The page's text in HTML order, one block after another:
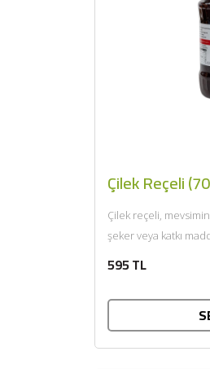
Çilek Reçeli
Çilek reçeli,
şeker veya katkı
595 TL